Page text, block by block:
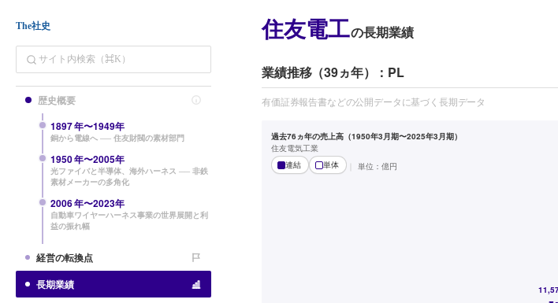
The社史
歴史概要
1897年〜1949年
銅から電線へ ── 住友財閥の素材部門
1950年〜2005年
光ファイバと半導体、海外ハーネス ── 非鉄
素材メーカーの多角化
2006年〜2023年
自動車ワイヤーハーネス事業の世界展開と利
益の振れ幅
経営の転換点
長期業績
住友電工の長期業績
業績推移（39ヵ年）：PL
有価証券報告書などの公開データに基づく長期データ
過去76ヵ年の売上高（1950年3月期〜2025年3月期）
住友電気工業
連結
単体 単位： 億円